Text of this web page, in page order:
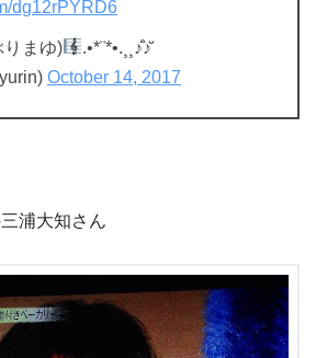
dg12rPYRD6
りまゆ)
.•*¨*•.¸¸♪̊̈♪̆̈
October 14, 2017
浦大知さん